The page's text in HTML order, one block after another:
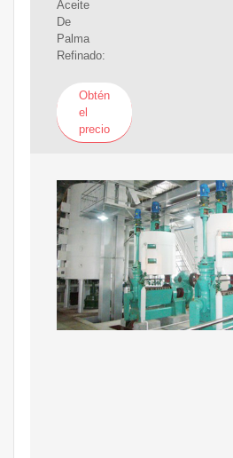
Aceite
De
Palma
Refinado:
Obtén
el
precio